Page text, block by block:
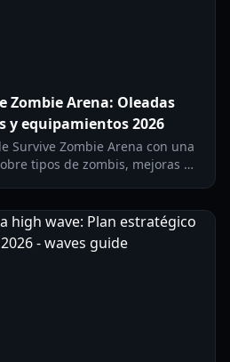
Zombie Arena: Oleadas
y equipamientos 2026
Survive Zombie Arena con una
tipos de zombis, mejoras de